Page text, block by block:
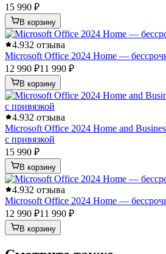
15 990 ₽
В корзину
4.932 отзыва
Microsoft Office 2024 Home —
12 990 ₽11 990 ₽
В корзину
4.932 отзыва
Microsoft Office 2024 Home and
с привязкой
15 990 ₽
В корзину
4.932 отзыва
Microsoft Office 2024 Home —
12 990 ₽11 990 ₽
В корзину